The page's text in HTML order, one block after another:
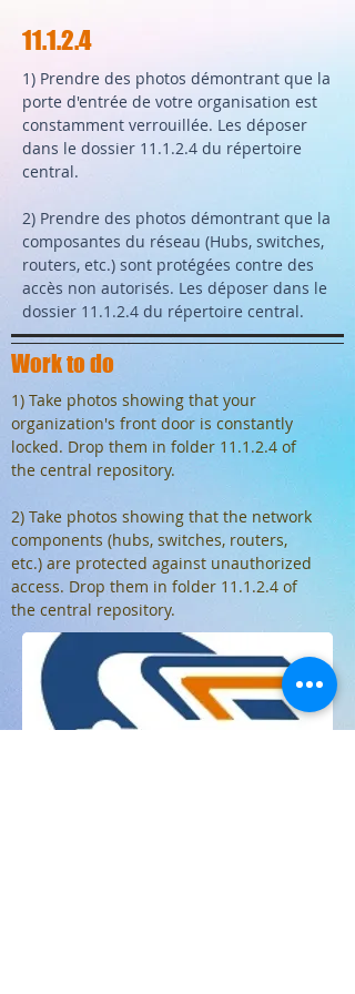
11.1.2.4
1) Prendre des photos démontrant que la
porte d'entrée de votre organisation est
constamment verrouillée. Les déposer
dans le dossier 11.1.2.4 du répertoire
central.
2) Prendre des photos démontrant que la
composantes du réseau (Hubs, switches,
routers, etc.) sont protégées contre des
accès non autorisés. Les déposer dans le
dossier 11.1.2.4 du répertoire central.
Work to do
1) Take photos showing that your
organization's front door is constantly
locked. Drop them in folder 11.1.2.4 of
the central repository.
2) Take photos showing that the network
components (hubs, switches, routers,
etc.) are protected against unauthorized
access. Drop them in folder 11.1.2.4 of
the central repository.